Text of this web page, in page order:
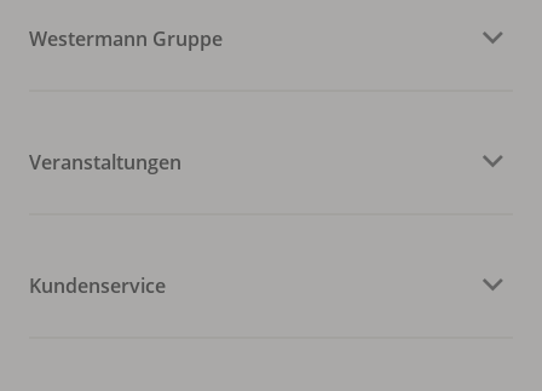
Westermann Gruppe
Veranstaltungen
Kundenservice